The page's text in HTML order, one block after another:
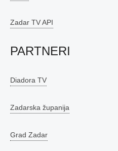
Zadar TV API
PARTNERI
Diadora TV
Zadarska županija
Grad Zadar